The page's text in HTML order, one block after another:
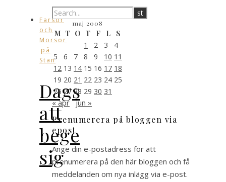
Farsor
och
Morsor
på
Stan
Dags
att
bege
sig
maj 2008
M T O T F L
S
1
2 3
4
5
6 7 8 9 10 11
12 13 14 15 16 17 18
19 20 21 22 23 24 25
26 27 28 29 30 31
« apr jun »
Prenumerera på bloggen via
epost
Ange din e-postadress för att
prenumerera på den här bloggen och få
meddelanden om nya inlägg via e-post.